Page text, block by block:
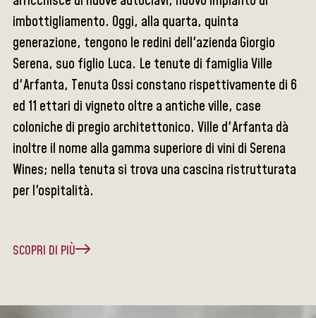
imbottigliamento. Oggi, alla quarta, quinta
generazione, tengono le redini dell'azienda Giorgio
Serena, suo figlio Luca. Le tenute di famiglia Ville
d'Arfanta, Tenuta Ossi constano rispettivamente di 6
ed 11 ettari di vigneto oltre a antiche ville, case
coloniche di pregio architettonico. Ville d'Arfanta dà
inoltre il nome alla gamma superiore di vini di Serena
Wines; nella tenuta si trova una cascina ristrutturata
per l'ospitalità.
SCOPRI DI PIÙ